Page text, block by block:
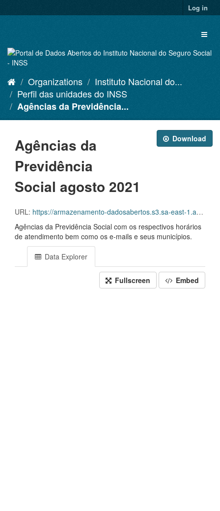
to
Log in
Organizations
Instituto Nacional do...
Perfil das unidades do INSS
Agências da Previdência...
Download
Agências da
Previdência
Social agosto 2021
URL: https://armazenamento-dadosabertos.s3.sa-east-1.amazonaws.com/Plano+2016_2018_Grupos+de+dados/INSS+-+Perfil+das+unidades+do+INSS/tb0700-082021.csv
Agências da Previdência Social com os respectivos horários
de atendimento bem como os e-mails e seus municípios.
Data Explorer
Fullscreen Embed